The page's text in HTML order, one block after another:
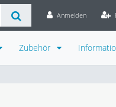
Anmelden
Zubehör